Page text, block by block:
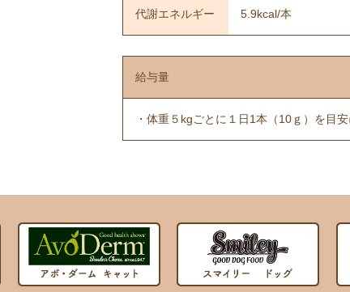
代謝エネルギー 5.9kcal/本
給与量
・体重５kgごとに１日1本（10ｇ）を目